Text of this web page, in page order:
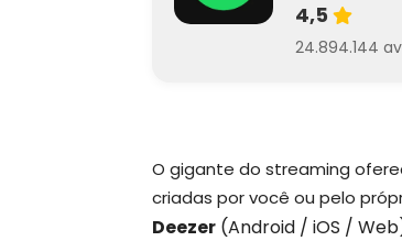
4,5
24.894.144
O gigante do streaming
criadas por você ou pelo
Deezer (Android / iOS /